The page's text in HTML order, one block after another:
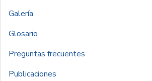
Galería
Glosario
Preguntas frecuentes
Publicaciones